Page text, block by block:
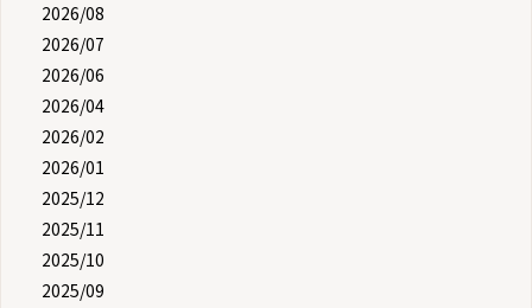
2026/08
2026/07
2026/06
2026/04
2026/02
2026/01
2025/12
2025/11
2025/10
2025/09